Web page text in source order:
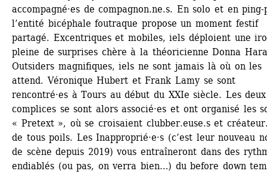
accompagné·es de compagnon.ne.s. En solo et en ping-
l’entité bicéphale foutraque propose un moment festif
partagé. Excentriques et mobiles, iels déploient une
pleine de surprises chère à la théoricienne Donna
Outsiders magnifiques, iels ne sont jamais là où on les
attend. Véronique Hubert et Frank Lamy se sont
rencontré·es à Tours au début du XXIe siècle. Les deux
complices se sont alors associé·es et ont organisé les
« Pretext », où se croisaient clubber.euse.s et
de tous poils. Les Inapproprié·e·s (c’est leur nouveau
de scène depuis 2019) vous entraîneront dans des
endiablés (ou pas, on verra bien…) du before down